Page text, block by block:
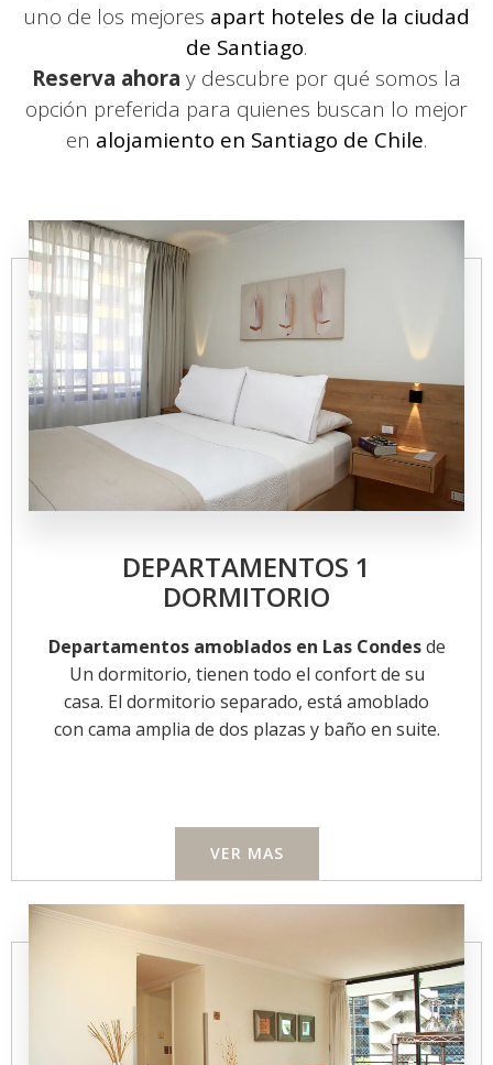
uno de los mejores apart hoteles de la ciudad
de Santiago.
Reserva ahora y descubre por qué somos la
opción preferida para quienes buscan lo mejor
en alojamiento en Santiago de Chile.
DEPARTAMENTOS 1
DORMITORIO
Departamentos amoblados en Las Condesde
Un dormitorio, tienen todo el confort de su
casa. El dormitorio separado, está amoblado
con cama amplia de dos plazas y baño en suite.
VER MAS